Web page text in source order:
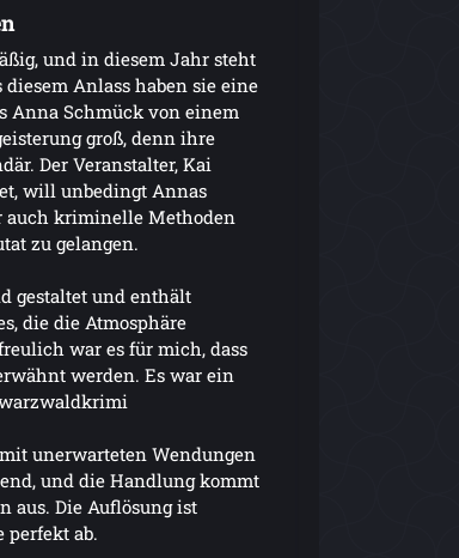
und in diesem Jahr steht
diesem Anlass haben sie eine
Anna Schmück von einem
groß, denn ihre
Der Veranstalter, Kai
will unbedingt Annas
auch kriminelle Methoden
zu gelangen.
gestaltet und enthält
die die Atmosphäre
war es für mich, dass
werden. Es war ein
unerwarteten Wendungen
und die Handlung kommt
aus. Die Auflösung ist
perfekt ab.